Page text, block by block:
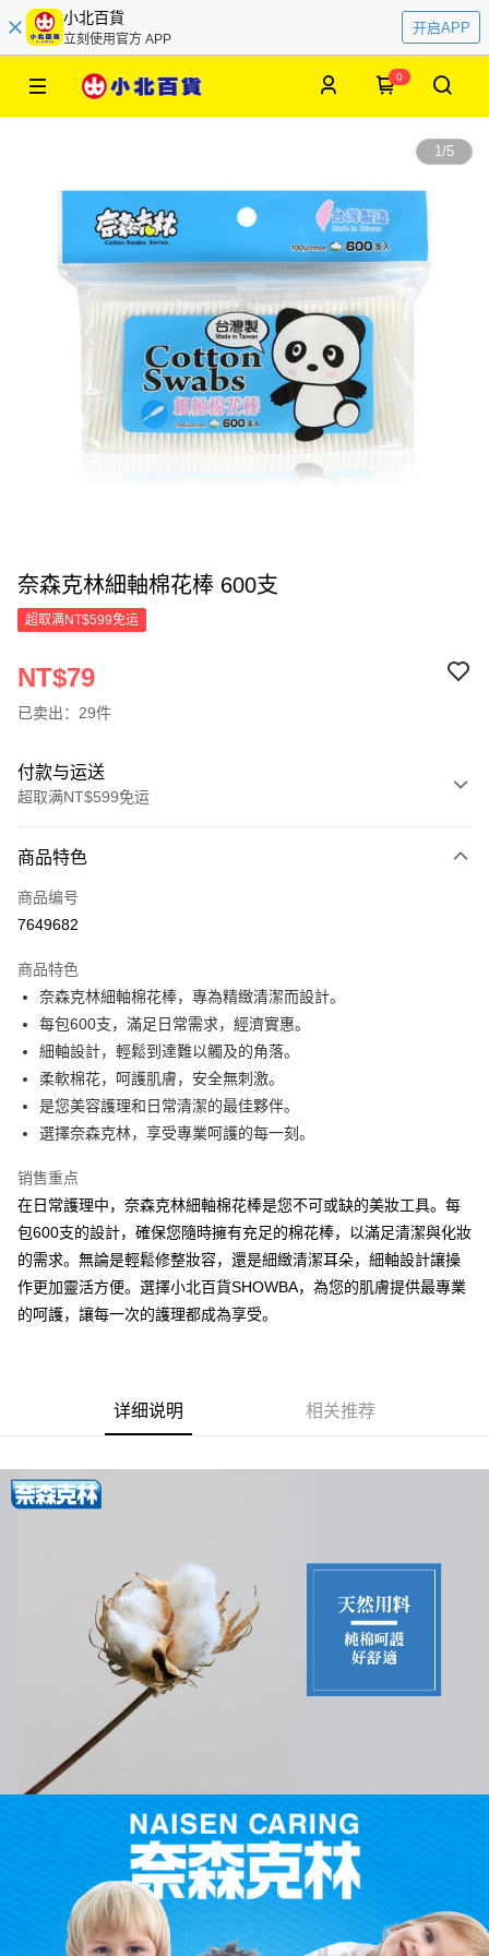
小北百貨
立刻使用官方 APP
开启APP
0
1/5
奈森克林細軸棉花棒 600支
超取满NT$599免运
NT$79
已卖出：29件
付款与运送
超取满NT$599免运
信用卡一次付款
超商取货付款
Apple Pay
街口支付
悠遊付
Google Pay
相关说明
一、關於 AFTEE先享後付
1. 於付款方式選擇AFTEE先享後付，將跳出AFTEE先享後付手機驗證視
窗。
2. 進行簡訊驗證之後，即可完成結帳手續。
3. 訂單確認後不需事先繳費，商品會配送至您的指定地址。
AFTEE APP推播通知。
請留意繳費期限為 14 天。唯有下載 AFTEE App 成為 AFTEE 會員者方能享
有最長 45 天內付款之服務。
出。使用AFTEE下訂可以延長您收到商品前的繳費天數，但無法保證一定能
夠在期限內收到商品(例如:預購商品或預計到貨時間較長者)。因此無論收到
1. 初次使用 AFTEE 時，將依認證結果及本公司審查結果，核予每個人不同
2. 結帳金額須大於NT$30
3. 目前僅支援台灣會員
「AFTEE先享後付」(下稱本服務)乃由恩沛科技股份有限公司(下稱 AFTEE )
所提供，並由 AFTEE 向您收取款項。因使用本服務所須提供之個人資料(包
含但不限於訂購人姓名、電話，收件人姓名、電話、收件地址)，將交付予
AFTEE 於本服務必要服務範圍內運用。關於 AFTEE 對於個人資料之蒐集、
處理、利用，詳參 AFTEE 官網之『個人資料蒐集、處理及利用告知聲明』
（https://aftee.tw/privacypolicy/）。
若款項超過繳費期限，將根據當次的金額加收年利率 16% 的逾期滯納金。
未成年的使用者，請事先徵得法定代理人或監護人之同意方可使用
若您對於個人資料之處理、利用有任何疑問，或欲行使相關法律權利，請聯
繫恩沛科技股份有限公司。若您不同意我們將上開所示之個人資料，連同必
要之購買訂單資訊提供予 AFTEE ，或讓 AFTEE 蒐集處理利用您的個人資
全家取貨付款
每笔NT$60，满NT$599(含以上)免运费
每笔NT$60，满NT$599(含以上)免运费
每笔NT$120，满NT$899(含以上)免运费
商品特色
商品编号
7649682
商品特色
奈森克林細軸棉花棒，專為精緻清潔而設計。
每包600支，滿足日常需求，經濟實惠。
細軸設計，輕鬆到達難以觸及的角落。
柔軟棉花，呵護肌膚，安全無刺激。
是您美容護理和日常清潔的最佳夥伴。
選擇奈森克林，享受專業呵護的每一刻。
销售重点
在日常護理中，奈森克林細軸棉花棒是您不可或缺的美妝工具。每
包600支的設計，確保您隨時擁有充足的棉花棒，以滿足清潔與化妝
的需求。無論是輕鬆修整妝容，還是細緻清潔耳朵，細軸設計讓操
作更加靈活方便。選擇小北百貨SHOWBA，為您的肌膚提供最專業
的呵護，讓每一次的護理都成為享受。
详细说明 相关推荐